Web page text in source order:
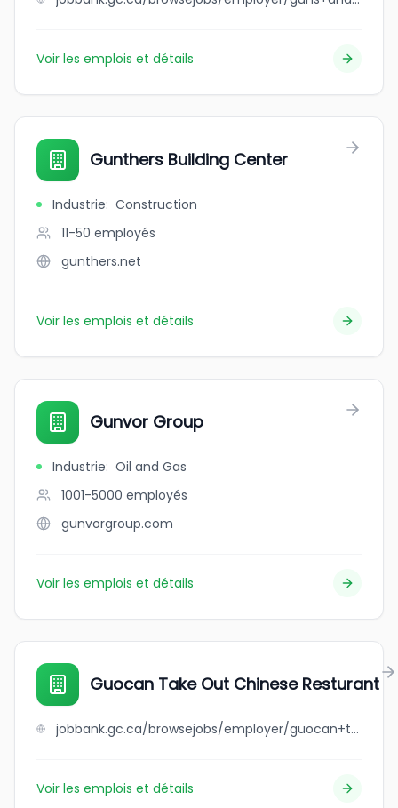
Voir les emplois et détails
Gunthers Building Center
Industrie: Construction
11-50 employés
gunthers.net
Voir les emplois et détails
Gunvor Group
Industrie: Oil and Gas
1001-5000 employés
gunvorgroup.com
Voir les emplois et détails
Guocan Take Out Chinese Resturant
jobbank.gc.ca/browsejobs/employer/guocan+take+out+chinese+resturant/ca
Voir les emplois et détails